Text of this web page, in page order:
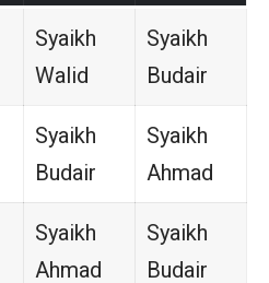
Syaikh
Walid
Syaikh
Budair
Syaikh
Budair
Syaikh
Ahmad
Syaikh
Ahmad
Syaikh
Budair